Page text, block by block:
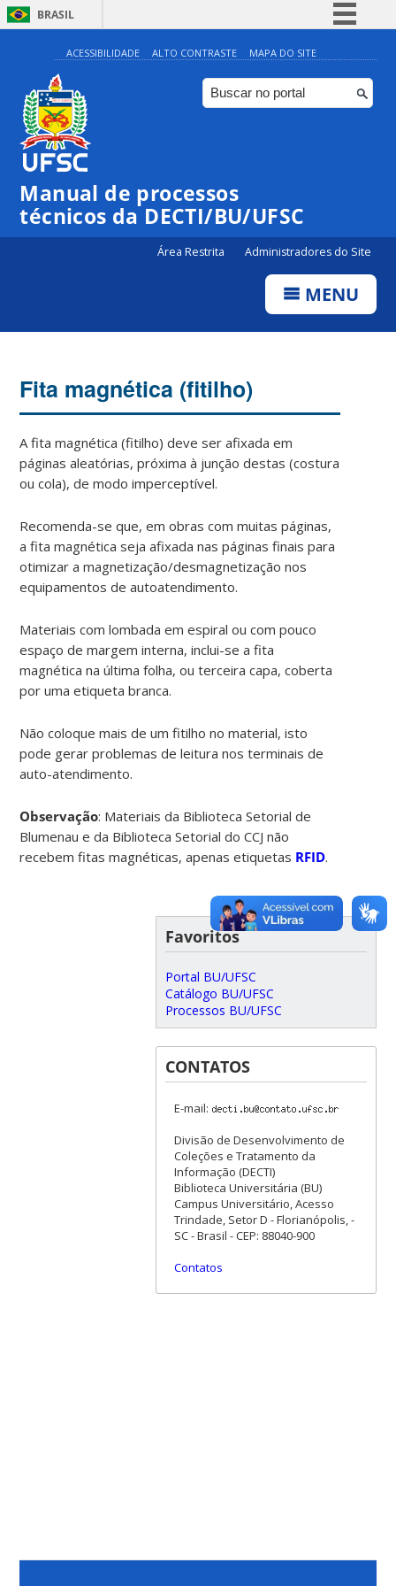
BRASIL
Simplifique!
Comunica BR
Participe
ACESSIBILIDADE ALTO CONTRASTE MAPA DO SITE
Manual de processos
técnicos da DECTI/BU/UFSC
Área Restrita Administradores do Site
MENU
Fita magnética (fitilho)
A fita magnética (fitilho) deve ser afixada em
páginas aleatórias, próxima à junção destas (costura
ou cola), de modo imperceptível.
Recomenda-se que, em obras com muitas páginas,
a fita magnética seja afixada nas páginas finais para
otimizar a magnetização/desmagnetização nos
equipamentos de autoatendimento.
Materiais com lombada em espiral ou com pouco
espaço de margem interna, inclui-se a fita
magnética na última folha, ou terceira capa, coberta
por uma etiqueta branca.
Não coloque mais de um fitilho no material, isto
pode gerar problemas de leitura nos terminais de
auto-atendimento.
Observação: Materiais da Biblioteca Setorial de
Blumenau e da Biblioteca Setorial do CCJ não
recebem fitas magnéticas, apenas etiquetas RFID.
Favoritos
Portal BU/UFSC
Catálogo BU/UFSC
Processos BU/UFSC
CONTATOS
E-mail:
Divisão de Desenvolvimento de
Coleções e Tratamento da
Informação (DECTI)
Biblioteca Universitária (BU)
Campus Universitário, Acesso
Trindade, Setor D - Florianópolis, -
SC - Brasil - CEP: 88040-900
Contatos